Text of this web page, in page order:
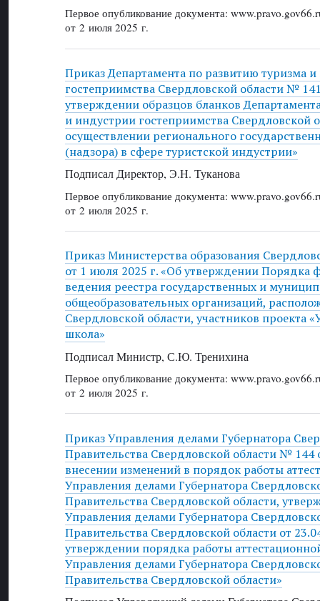
Первое опубликование документа:
от 2 июля 2025 г.
Приказ Департамента по развитию туризма
гостеприимства Свердловской области №
утверждении образцов бланков
и индустрии гостеприимства Свердловской
осуществлении регионального
(надзора) в сфере туристской индустрии»
Подписал Директор, Э.Н. Туканова
Первое опубликование документа:
от 2 июля 2025 г.
Приказ Министерства образования
от 1 июля 2025 г. «Об утверждении Порядка
ведения реестра государственных и
общеобразовательных организаций,
Свердловской области, участников проекта
школа»
Подписал Министр, С.Ю. Тренихина
Первое опубликование документа:
от 2 июля 2025 г.
Приказ Управления делами Губернатора
Правительства Свердловской области № 144
внесении изменений в порядок работы
Управления делами Губернатора
Правительства Свердловской области,
Управления делами Губернатора
Правительства Свердловской области от
утверждении порядка работы
Управления делами Губернатора
Правительства Свердловской области»